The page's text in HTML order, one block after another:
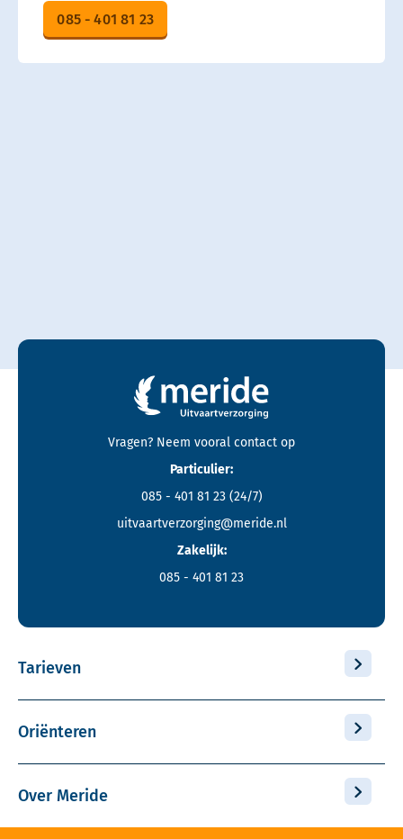
085 - 401 81 23
Contactgegevens en footer menu van Meride
Vragen? Neem vooral contact op
Particulier:
085 - 401 81 23 (24/7)
uitvaartverzorging@meride.nl
Zakelijk:
085 - 401 81 23
Tarieven
Oriënteren
Over Meride